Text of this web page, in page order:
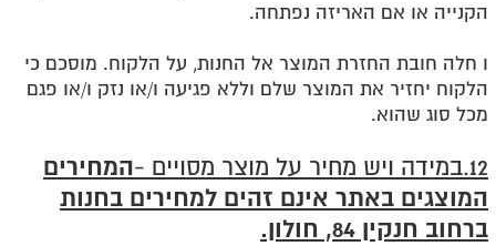
הקנייה או אם האריזה נפתחה.
ו חלה חובת החזרת המוצר אל החנות, על הלקוח. מוסכם כי
הלקוח יחזיר את המוצר שלם וללא פגיעה ו/או נזק ו/או פגם
מכל סוג שהוא.
12.במידה ויש מחיר על מוצר מסויים -
המחירים
המוצגים באתר אינם זהים למחירים בחנות
ברחוב חנקין 84, חולון.